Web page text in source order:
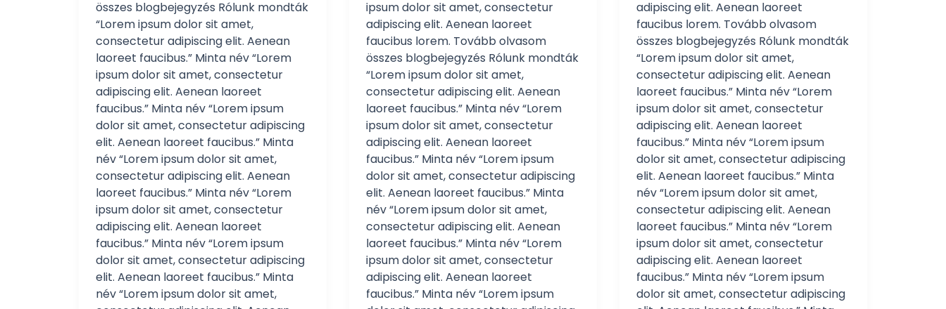
összes blogbejegyzés Rólunk mondták
“Lorem ipsum dolor sit amet,
consectetur adipiscing elit. Aenean
laoreet faucibus.” Minta név “Lorem
ipsum dolor sit amet, consectetur
adipiscing elit. Aenean laoreet
faucibus.” Minta név “Lorem ipsum
dolor sit amet, consectetur adipiscing
elit. Aenean laoreet faucibus.” Minta
név “Lorem ipsum dolor sit amet,
consectetur adipiscing elit. Aenean
laoreet faucibus.” Minta név “Lorem
ipsum dolor sit amet, consectetur
adipiscing elit. Aenean laoreet
faucibus.” Minta név “Lorem ipsum
dolor sit amet, consectetur adipiscing
elit. Aenean laoreet faucibus.” Minta
név “Lorem ipsum dolor sit amet,
ipsum dolor sit amet, consectetur
adipiscing elit. Aenean laoreet
faucibus lorem. Tovább olvasom
összes blogbejegyzés Rólunk mondták
“Lorem ipsum dolor sit amet,
consectetur adipiscing elit. Aenean
laoreet faucibus.” Minta név “Lorem
ipsum dolor sit amet, consectetur
adipiscing elit. Aenean laoreet
faucibus.” Minta név “Lorem ipsum
dolor sit amet, consectetur adipiscing
elit. Aenean laoreet faucibus.” Minta
név “Lorem ipsum dolor sit amet,
consectetur adipiscing elit. Aenean
laoreet faucibus.” Minta név “Lorem
ipsum dolor sit amet, consectetur
adipiscing elit. Aenean laoreet
faucibus.” Minta név “Lorem ipsum
adipiscing elit. Aenean laoreet
faucibus lorem. Tovább olvasom
összes blogbejegyzés Rólunk mondták
“Lorem ipsum dolor sit amet,
consectetur adipiscing elit. Aenean
laoreet faucibus.” Minta név “Lorem
ipsum dolor sit amet, consectetur
adipiscing elit. Aenean laoreet
faucibus.” Minta név “Lorem ipsum
dolor sit amet, consectetur adipiscing
elit. Aenean laoreet faucibus.” Minta
név “Lorem ipsum dolor sit amet,
consectetur adipiscing elit. Aenean
laoreet faucibus.” Minta név “Lorem
ipsum dolor sit amet, consectetur
adipiscing elit. Aenean laoreet
faucibus.” Minta név “Lorem ipsum
dolor sit amet, consectetur adipiscing